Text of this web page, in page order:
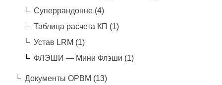
Суперрандонне(4)
Таблица расчета КП (1)
Устав LRM (1)
ФЛЭШИ — Мини Флэши (1)
Документы ОРВМ (13)